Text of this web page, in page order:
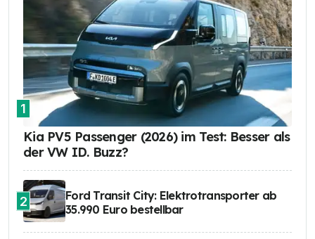
1
Kia PV5 Passenger (2026) im Test: Besser als
der VW ID. Buzz?
2
Ford Transit City: Elektrotransporter ab
35.990 Euro bestellbar